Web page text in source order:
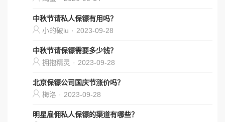
中秋节请私人保镖有用吗？
小的破iu · 2023-09-28
中秋节请保镖需要多少钱？
拥抱精灵 · 2023-09-28
北京保镖公司国庆节涨价吗？
梅洛 · 2023-09-28
明星雇佣私人保镖的渠道有哪些？